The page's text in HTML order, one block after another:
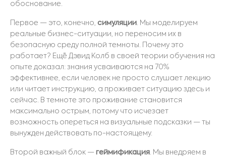
обоснование.
Первое — это, конечно, симуляции . Мы моделируем
реальные бизнес-ситуации, но переносим их в
безопасную среду полной темноты. Почему это
работает? Ещё Дэвид Колб в своей теории обучения на
опыте доказал: знания усваиваются на 70%
эффективнее, если человек не просто слушает лекцию
или читает инструкцию, а проживает ситуацию здесь и
сейчас. В темноте это проживание становится
максимально острым, потому что исчезает
возможность опереться на визуальные подсказки — ты
вынужден действовать по-настоящему.
Второй важный блок — геймификация . Мы внедряем в